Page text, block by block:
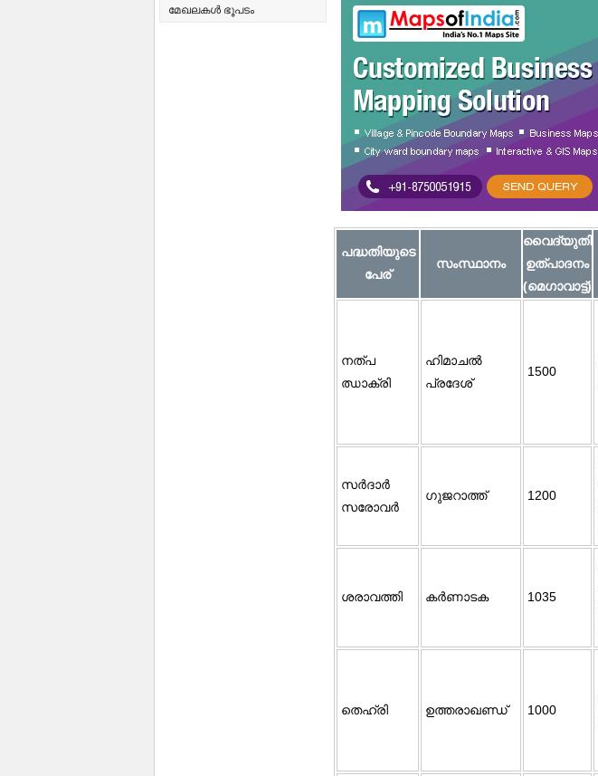
മേഖലകൾ ഭൂപടം
പദ്ധതിയുടെ
പേര്
സംസ്ഥാനം
വൈദ്യുതി
ഉത്പാദനം
(മെഗാവാട്ട്)
നത്പ
ഝാക്രി
ഹിമാചല്‍
പ്രദേശ്‌
1500
സര്‍ദാര്‍
സരോവർ
ഗുജറാത്ത് 1200
ശരാവത്തി കര്‍ണാടക 1035
തെഹ്‌രി ഉത്തരാഖണ്ഡ് 1000